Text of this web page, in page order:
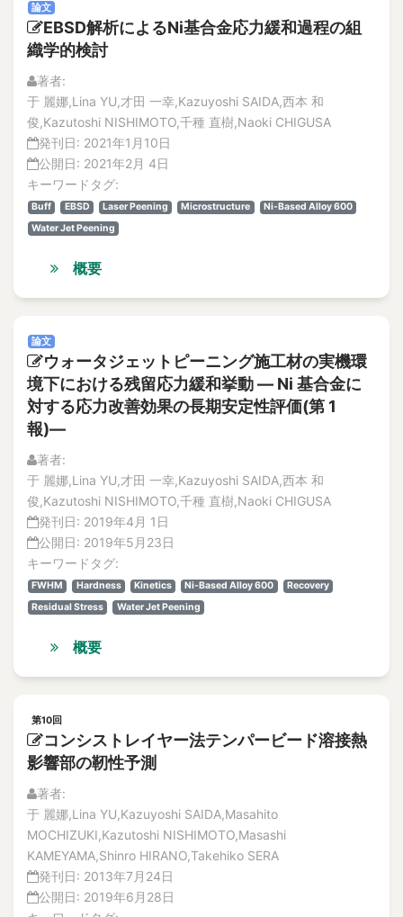
論文
EBSD解析によるNi基合金応力緩和過程の組
織学的検討
著者:
于 麗娜,Lina YU,才田 一幸,Kazuyoshi SAIDA,西本 和
俊,Kazutoshi NISHIMOTO,千種 直樹,Naoki CHIGUSA
発刊日: 2021年1月10日
公開日: 2021年2月 4日
キーワードタグ:
Buff EBSD Laser Peening Microstructure
Ni-Based Alloy 600
Water Jet Peening
概要
論文
ウォータジェットピーニング施工材の実機環
境下における残留応力緩和挙動 ― Ni 基合金に
対する応力改善効果の長期安定性評価(第 1
報)―
著者:
于 麗娜,Lina YU,才田 一幸,Kazuyoshi SAIDA,西本 和
俊,Kazutoshi NISHIMOTO,千種 直樹,Naoki CHIGUSA
発刊日: 2019年4月 1日
公開日: 2019年5月23日
キーワードタグ:
FWHM Hardness Kinetics Ni-Based Alloy 600
Recovery
Residual Stress
Water Jet Peening
概要
第10回
コンシストレイヤー法テンパービード溶接熱
影響部の靭性予測
著者:
于 麗娜,Lina YU,Kazuyoshi SAIDA,Masahito
MOCHIZUKI,Kazutoshi NISHIMOTO,Masashi
KAMEYAMA,Shinro HIRANO,Takehiko SERA
発刊日: 2013年7月24日
公開日: 2019年6月28日